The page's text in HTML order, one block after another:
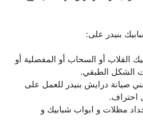
بنيدر على:
القلاب أو السحاب أو المفصلية أو
الشكل الطبقي.
صيانة درايش بنيدر للعمل على
احتراف.
مظلات و ابواب شبابيك و